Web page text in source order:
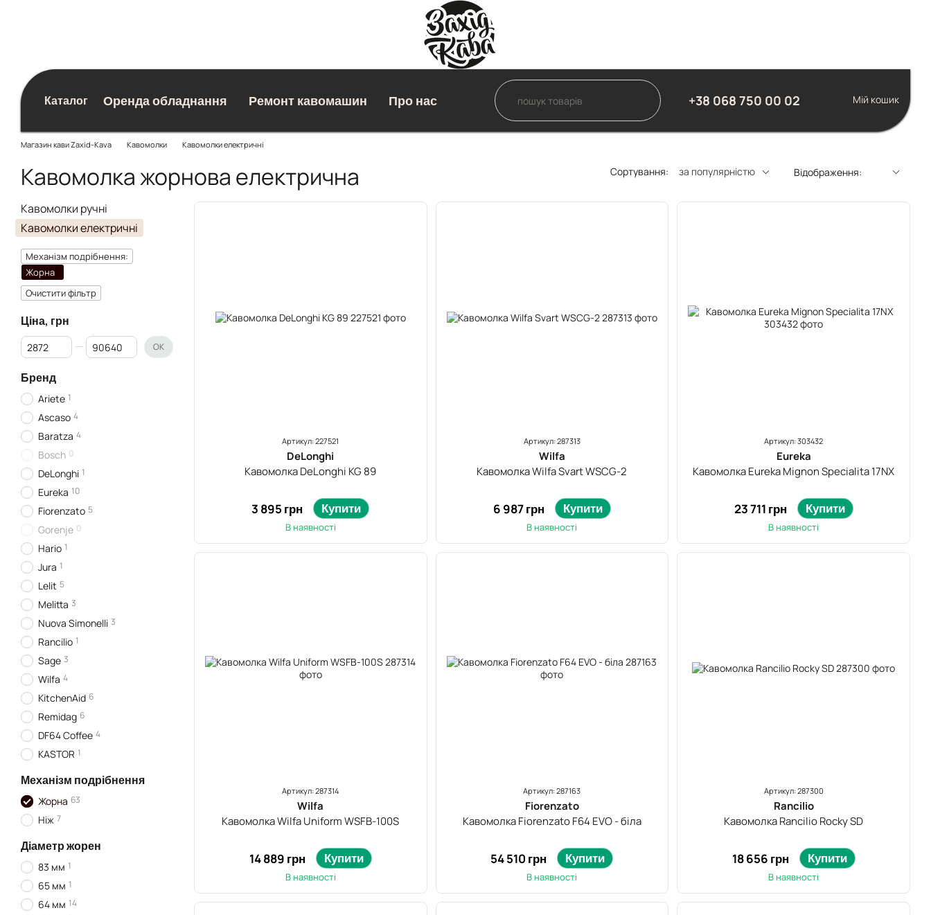
Каталог Оренда обладнання Ремонт кавомашин
Про нас
+38 068 750 00 02 Мій кошик
Магазин кави Zaxid-Kava Кавомолки Кавомолки електричні
Кавомолка жорнова електрична Сортування: за популярністю Відображення:
Артикул: 227521
DeLonghi
Кавомолка DeLonghi KG 89
3 895 грн Купити
В наявності
Артикул: 287313
Wilfa
Кавомолка Wilfa Svart WSCG-2
6 987 грн Купити
В наявності
Артикул: 303432
Eureka
Кавомолка Eureka Mignon Specialita 17NX
23 711 грн Купити
В наявності
Артикул: 287314
Wilfa
Кавомолка Wilfa Uniform WSFB-100S
14 889 грн Купити
В наявності
Артикул: 287163
Fiorenzato
Кавомолка Fiorenzato F64 EVO - біла
54 510 грн Купити
В наявності
Артикул: 287300
Rancilio
Кавомолка Rancilio Rocky SD
18 656 грн Купити
В наявності
Кавомолки ручні
Кавомолки електричні
Механізм подрібнення:
Жорна
Очистити фільтр
Ціна, грн
Від Ціна, грн
До Ціна, грн ОК
Бренд
Ariete 1
Ascaso 4
Baratza 4
Bosch 0
DeLonghi 1
Eureka 10
Fiorenzato 5
Gorenje 0
Hario 1
Jura 1
Lelit 5
Melitta 3
Nuova Simonelli 3
Rancilio 1
Sage 3
Wilfa 4
KitchenAid 6
Remidag 6
DF64 Coffee 4
KASTOR 1
Механізм подрібнення
Жорна 63
Ніж 7
Діаметр жорен
83 мм 1
65 мм 1
64 мм 14